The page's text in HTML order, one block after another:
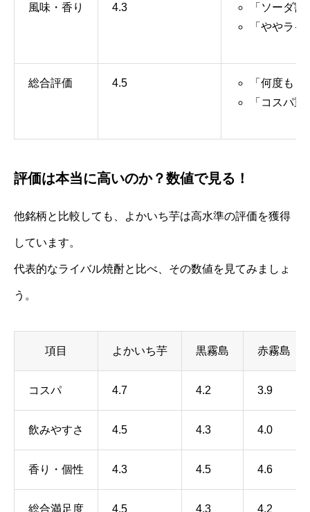
風味・香り 4.3
「ソーダ
「ややラ
総合評価 4.5
「何度も
「コスパ
評価は本当に高いのか？数値で見る！
他銘柄と比較しても、よかいち芋は高水準の評価を獲得
しています。
代表的なライバル焼酎と比べ、その数値を見てみましょ
う。
項目 よかいち芋 黒霧島 赤霧島
コスパ 4.7 4.2 3.9
飲みやすさ 4.5 4.3 4.0
香り・個性 4.3 4.5 4.6
総合満足度 4.5 4.3 4.2